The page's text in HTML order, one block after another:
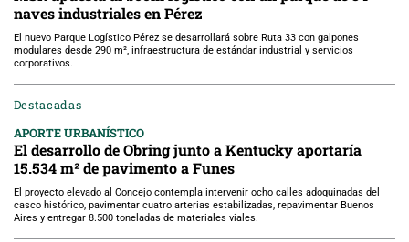
naves industriales en Pérez
El nuevo Parque Logístico Pérez se desarrollará sobre Ruta 33 con galpones
modulares desde 290 m², infraestructura de estándar industrial y servicios
corporativos.
Destacadas
APORTE URBANÍSTICO
El desarrollo de Obring junto a Kentucky aportaría
15.534 m² de pavimento a Funes
El proyecto elevado al Concejo contempla intervenir ocho calles adoquinadas del
casco histórico, pavimentar cuatro arterias estabilizadas, repavimentar Buenos
Aires y entregar 8.500 toneladas de materiales viales.